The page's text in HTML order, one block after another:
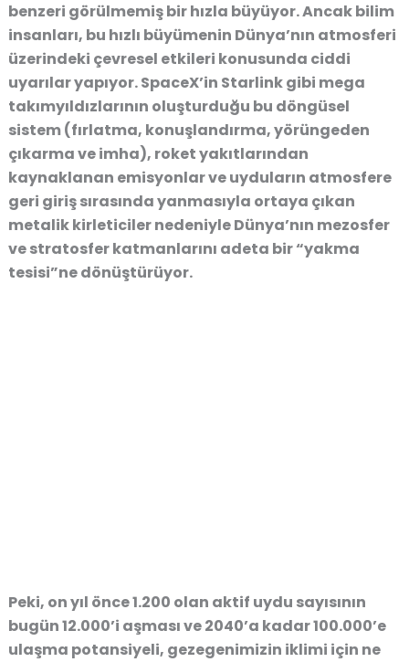
benzeri görülmemiş bir hızla büyüyor. Ancak bilim
insanları, bu hızlı büyümenin Dünya’nın atmosferi
üzerindeki çevresel etkileri konusunda ciddi
uyarılar yapıyor. SpaceX’in Starlink gibi mega
takımyıldızlarının oluşturduğu bu döngüsel
sistem (fırlatma, konuşlandırma, yörüngeden
çıkarma ve imha), roket yakıtlarından
kaynaklanan emisyonlar ve uyduların atmosfere
geri giriş sırasında yanmasıyla ortaya çıkan
metalik kirleticiler nedeniyle Dünya’nın mezosfer
ve stratosfer katmanlarını adeta bir “yakma
tesisi”ne dönüştürüyor.
Peki, on yıl önce 1.200 olan aktif uydu sayısının
bugün 12.000’i aşması ve 2040’a kadar 100.000’e
ulaşma potansiyeli, gezegenimizin iklimi için ne